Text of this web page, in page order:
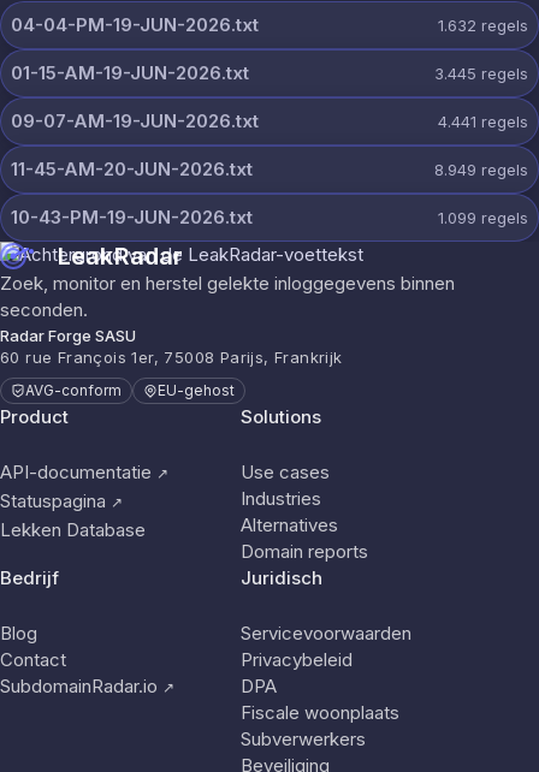
04-04-PM-19-JUN-2026.txt 1.632 regels
01-15-AM-19-JUN-2026.txt 3.445 regels
09-07-AM-19-JUN-2026.txt 4.441 regels
11-45-AM-20-JUN-2026.txt 8.949 regels
10-43-PM-19-JUN-2026.txt 1.099 regels
LeakRadar
Zoek, monitor en herstel gelekte inloggegevens binnen
seconden.
Radar Forge SASU
60 rue François 1er, 75008 Parijs, Frankrijk
AVG-conform EU-gehost
Product
API-documentatie ↗
Statuspagina ↗
Lekken Database
Solutions
Use cases
Industries
Alternatives
Domain reports
Bedrijf
Blog
Contact
SubdomainRadar.io ↗
Juridisch
Servicevoorwaarden
Privacybeleid
DPA
Fiscale woonplaats
Subverwerkers
Beveiliging